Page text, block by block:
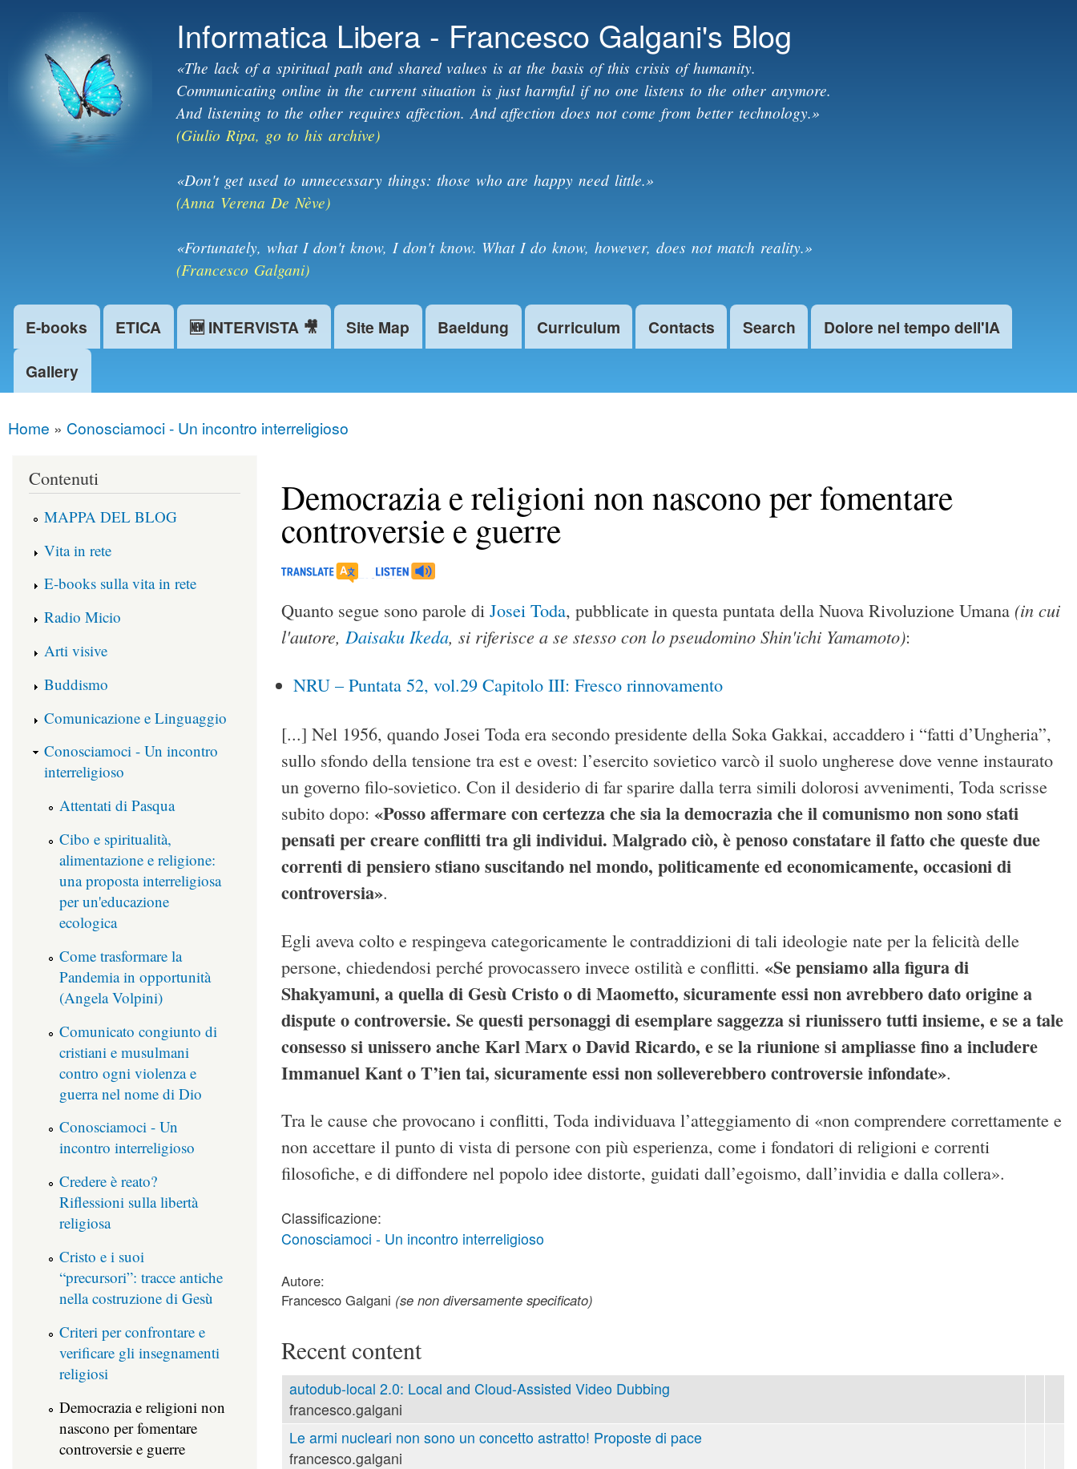
main
content
Informatica Libera - Francesco Galgani's Blog
«The lack of a spiritual path and shared values is at the basis of this crisis of humanity.
Communicating online in the current situation is just harmful if no one listens to the other anymore.
And listening to the other requires affection. And affection does not come from better technology.»
(Giulio Ripa, go to his archive)
«Don't get used to unnecessary things: those who are happy need little.»
(Anna Verena De Nève)
«Fortunately, what I don't know, I don't know. What I do know, however, does not match reality.»
(Francesco Galgani)
Main menu
E-books ETICA 🆕 INTERVISTA 🎥 Site Map Baeldung Curriculum Contacts Search
Dolore nel tempo dell'IA
Gallery
You are here
Home » Conosciamoci - Un incontro interreligioso
Democrazia e religioni non nascono per fomentare
controversie e guerre
Quanto segue sono parole di Josei Toda, pubblicate in questa puntata della Nuova Rivoluzione Umana (in cui
l'autore, Daisaku Ikeda, si riferisce a se stesso con lo pseudomino Shin'ichi Yamamoto):
NRU – Puntata 52, vol.29 Capitolo III: Fresco rinnovamento
[...] Nel 1956, quando Josei Toda era secondo presidente della Soka Gakkai, accaddero i “fatti d’Ungheria”,
sullo sfondo della tensione tra est e ovest: l’esercito sovietico varcò il suolo ungherese dove venne instaurato
un governo filo-sovietico. Con il desiderio di far sparire dalla terra simili dolorosi avvenimenti, Toda scrisse
subito dopo: «Posso affermare con certezza che sia la democrazia che il comunismo non sono stati
pensati per creare conflitti tra gli individui. Malgrado ciò, è penoso constatare il fatto che queste due
correnti di pensiero stiano suscitando nel mondo, politicamente ed economicamente, occasioni di
controversia».
Egli aveva colto e respingeva categoricamente le contraddizioni di tali ideologie nate per la felicità delle
persone, chiedendosi perché provocassero invece ostilità e conflitti. «Se pensiamo alla figura di
Shakyamuni, a quella di Gesù Cristo o di Maometto, sicuramente essi non avrebbero dato origine a
dispute o controversie. Se questi personaggi di esemplare saggezza si riunissero tutti insieme, e se a tale
consesso si unissero anche Karl Marx o David Ricardo, e se la riunione si ampliasse fino a includere
Immanuel Kant o T’ien tai, sicuramente essi non solleverebbero controversie infondate».
Tra le cause che provocano i conflitti, Toda individuava l’atteggiamento di «non comprendere correttamente e
non accettare il punto di vista di persone con più esperienza, come i fondatori di religioni e correnti
filosofiche, e di diffondere nel popolo idee distorte, guidati dall’egoismo, dall’invidia e dalla collera».
Classificazione:
Conosciamoci - Un incontro interreligioso
Autore:
Francesco Galgani (se non diversamente specificato)
Recent content
autodub-local 2.0: Local and Cloud-Assisted Video Dubbing
francesco.galgani
Le armi nucleari non sono un concetto astratto! Proposte di pace
francesco.galgani
Contenuti
MAPPA DEL BLOG
Vita in rete
E-books sulla vita in rete
Radio Micio
Arti visive
Buddismo
Comunicazione e Linguaggio
Conosciamoci - Un incontro
interreligioso
Attentati di Pasqua
Cibo e spiritualità,
alimentazione e religione:
una proposta interreligiosa
per un'educazione
ecologica
Come trasformare la
Pandemia in opportunità
(Angela Volpini)
Comunicato congiunto di
cristiani e musulmani
contro ogni violenza e
guerra nel nome di Dio
Conosciamoci - Un
incontro interreligioso
Credere è reato?
Riflessioni sulla libertà
religiosa
Cristo e i suoi
“precursori”: tracce antiche
nella costruzione di Gesù
Criteri per confrontare e
verificare gli insegnamenti
religiosi
Democrazia e religioni non
nascono per fomentare
controversie e guerre